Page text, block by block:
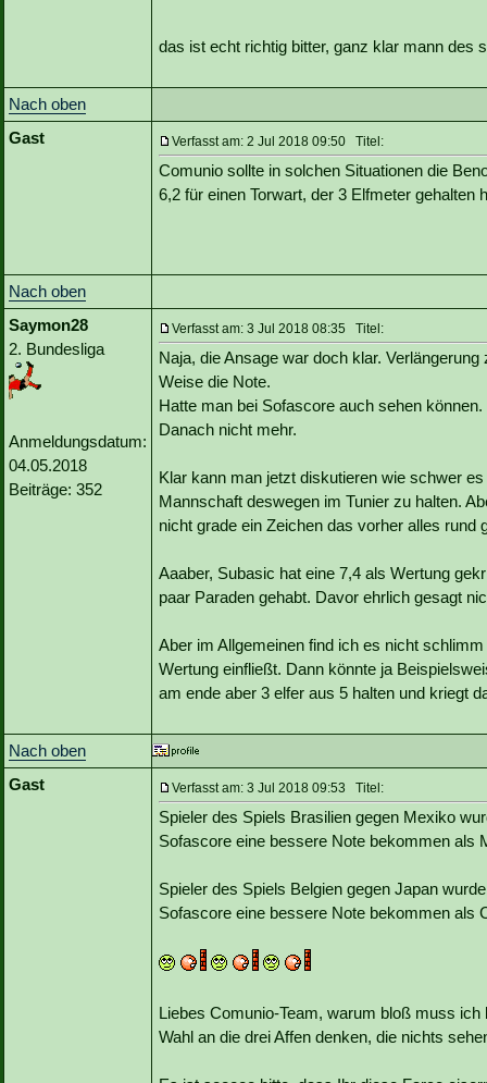
das ist echt richtig bitter, ganz klar mann des
Nach oben
Gast
Verfasst am: 2 Jul 2018 09:50 Titel:
Comunio sollte in solchen Situationen die
6,2 für einen Torwart, der 3 Elfmeter gehalten
Nach oben
Saymon28
2. Bundesliga
Anmeldungsdatum:
04.05.2018
Beiträge: 352
Verfasst am: 3 Jul 2018 08:35 Titel:
Naja, die Ansage war doch klar.
Weise die Note.
Hatte man bei Sofascore auch sehen
Danach nicht mehr.
Klar kann man jetzt diskutieren wie schwer
Mannschaft deswegen im Tunier zu halten.
nicht grade ein Zeichen das vorher alles rund
Aaaber, Subasic hat eine 7,4 als Wertung
paar Paraden gehabt. Davor ehrlich gesagt
Aber im Allgemeinen find ich es nicht
Wertung einfließt. Dann könnte ja
am ende aber 3 elfer aus 5 halten und kriegt
Nach oben
Gast
Verfasst am: 3 Jul 2018 09:53 Titel:
Spieler des Spiels Brasilien gegen Mexiko
Sofascore eine bessere Note bekommen als
Spieler des Spiels Belgien gegen Japan
Sofascore eine bessere Note bekommen als
Liebes Comunio-Team, warum bloß muss
Wahl an die drei Affen denken, die nichts